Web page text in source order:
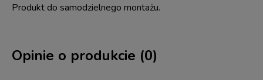
Produkt do samodzielnego montażu.
Opinie o produkcie (0)